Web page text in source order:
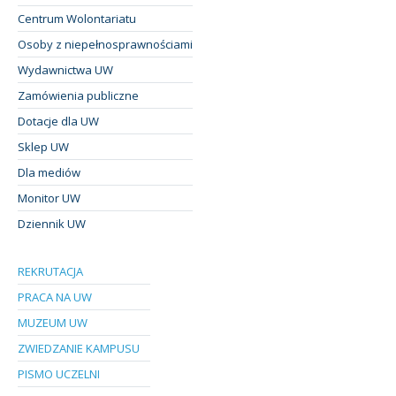
Centrum Wolontariatu
Osoby z niepełnosprawnościami
Wydawnictwa UW
Zamówienia publiczne
Dotacje dla UW
Sklep UW
Dla mediów
Monitor UW
Dziennik UW
REKRUTACJA
PRACA NA UW
MUZEUM UW
ZWIEDZANIE KAMPUSU
PISMO UCZELNI